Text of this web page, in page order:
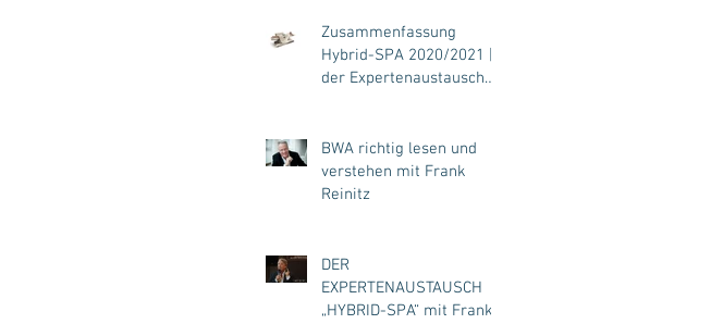
Zusammenfassung
Hybrid-SPA 2020/2021 |
der Expertenaustausch
BWA richtig lesen und
verstehen mit Frank
Reinitz
DER
EXPERTENAUSTAUSCH
„HYBRID-SPA“ mit Frank